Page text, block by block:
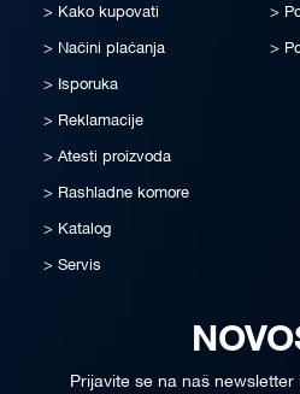
Kako kupovati
Načini plaćanja
Isporuka
Reklamacije
Atesti proizvoda
Rashladne komore
Katalog
Servis
Prijavite se na naš